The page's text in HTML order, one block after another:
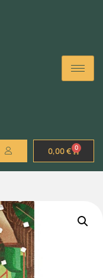
0,00€ 0